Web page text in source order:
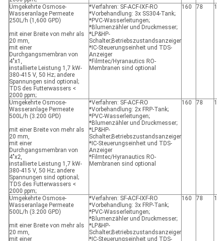
Umgekehrte Osmose-
Wasseranlage Permeate
250L/h (1,600 GPD)
mit einer Breite von mehr als
20 mm,
mit einer
Durchgangsmembran von
4"x1,
installierte Leistung 1,7 kW-
380-415 V, 50 Hz; andere
Spannungen sind optional;
TDS des Futterwassers <
2000 ppm;
*Verfahren: SF-ACF-IXF-RO
*Vorbehandlung: 3x SS304-Tank;
*PVC-Wasserleitungen;
*Blumenzähler und Druckmesser;
*LP&HP-
Schalter;Betriebszustandsanzeiger
*IC-Steuerungseinheit und TDS-
Anzeiger
*Filmtec/Hyranautics RO-
Membranen sind optional
160 78
Umgekehrte Osmose-
Wasseranlage Permeate
500L/h (3.200 GPD)
mit einer Breite von mehr als
20 mm,
mit einer
Durchgangsmembran von
4"x2,
installierte Leistung 1,7 kW-
380-415 V, 50 Hz; andere
Spannungen sind optional;
TDS des Futterwassers <
2000 ppm;
*Verfahren: SF-ACF-RO
*Vorbehandlung: 2x FRP-Tank;
*PVC-Wasserleitungen;
*Blumenzähler und Druckmesser;
*LP&HP-
Schalter;Betriebszustandsanzeiger
*IC-Steuerungseinheit und TDS-
Anzeiger
*Filmtec/Hyranautics RO-
Membranen sind optional
160 78
Umgekehrte Osmose-
Wasseranlage Permeate
500L/h (3.200 GPD)
mit einer Breite von mehr als
20 mm,
mit einer
*Verfahren: SF-ACF-IXF-RO
*Vorbehandlung: 3x FRP-Tank;
*PVC-Wasserleitungen;
*Blumenzähler und Druckmesser;
*LP&HP-
Schalter;Betriebszustandsanzeiger
*IC-Steuerungseinheit und TDS-
160 78